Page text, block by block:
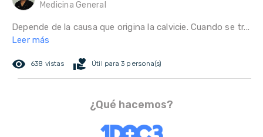
Medicina General
Depende de la causa que origina la calvicie. Cuando se tr...
Leer más
remove_red_eye 638 vistas volunteer_activism Útil para 3 persona(s)
¿Qué hacemos?